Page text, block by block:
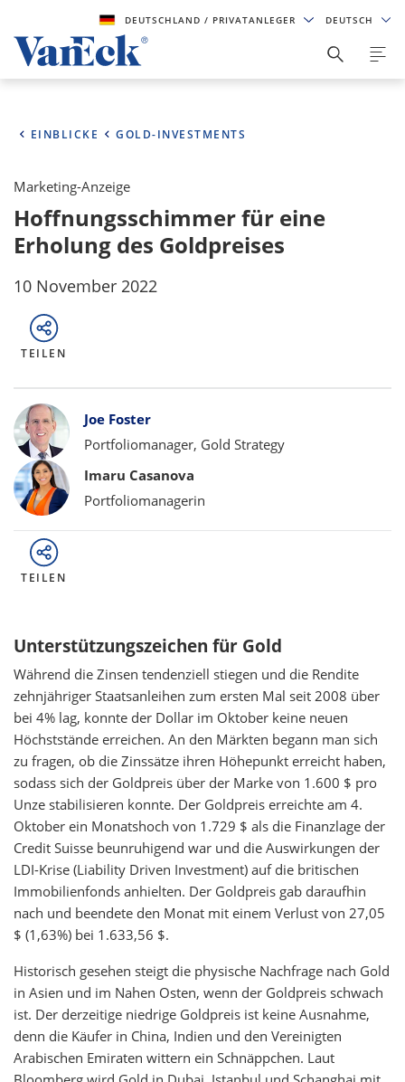
DEUTSCHLAND/ PRIVATANLEGER DEUTSCH
EINBLICKE GOLD-INVESTMENTS
Marketing-Anzeige
Hoffnungsschimmer für eine
Erholung des Goldpreises
10 November 2022
TEILEN
Bylines
Joe Foster
Portfoliomanager, Gold Strategy
Imaru Casanova
Portfoliomanagerin
TEILEN
Unterstützungszeichen für Gold
Während die Zinsen tendenziell stiegen und die Rendite
zehnjähriger Staatsanleihen zum ersten Mal seit 2008 über
bei 4% lag, konnte der Dollar im Oktober keine neuen
Höchststände erreichen. An den Märkten begann man sich
zu fragen, ob die Zinssätze ihren Höhepunkt erreicht haben,
sodass sich der Goldpreis über der Marke von 1.600 $ pro
Unze stabilisieren konnte. Der Goldpreis erreichte am 4.
Oktober ein Monatshoch von 1.729 $ als die Finanzlage der
Credit Suisse beunruhigend war und die Auswirkungen der
LDI-Krise (Liability Driven Investment) auf die britischen
Immobilienfonds anhielten. Der Goldpreis gab daraufhin
nach und beendete den Monat mit einem Verlust von 27,05
$ (1,63%) bei 1.633,56 $.
Historisch gesehen steigt die physische Nachfrage nach Gold
in Asien und im Nahen Osten, wenn der Goldpreis schwach
ist. Der derzeitige niedrige Goldpreis ist keine Ausnahme,
denn die Käufer in China, Indien und den Vereinigten
Arabischen Emiraten wittern ein Schnäppchen. Laut